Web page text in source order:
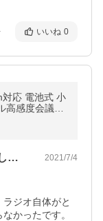
いいね 0
応 電池式 小
感度会議受
イヤホン付
野球観戦に使用するために購入しました。… 2021/7/4
ジオ自体がと
かったです。